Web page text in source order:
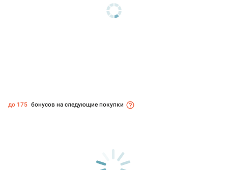
до 175 бонусов на следующие покупки